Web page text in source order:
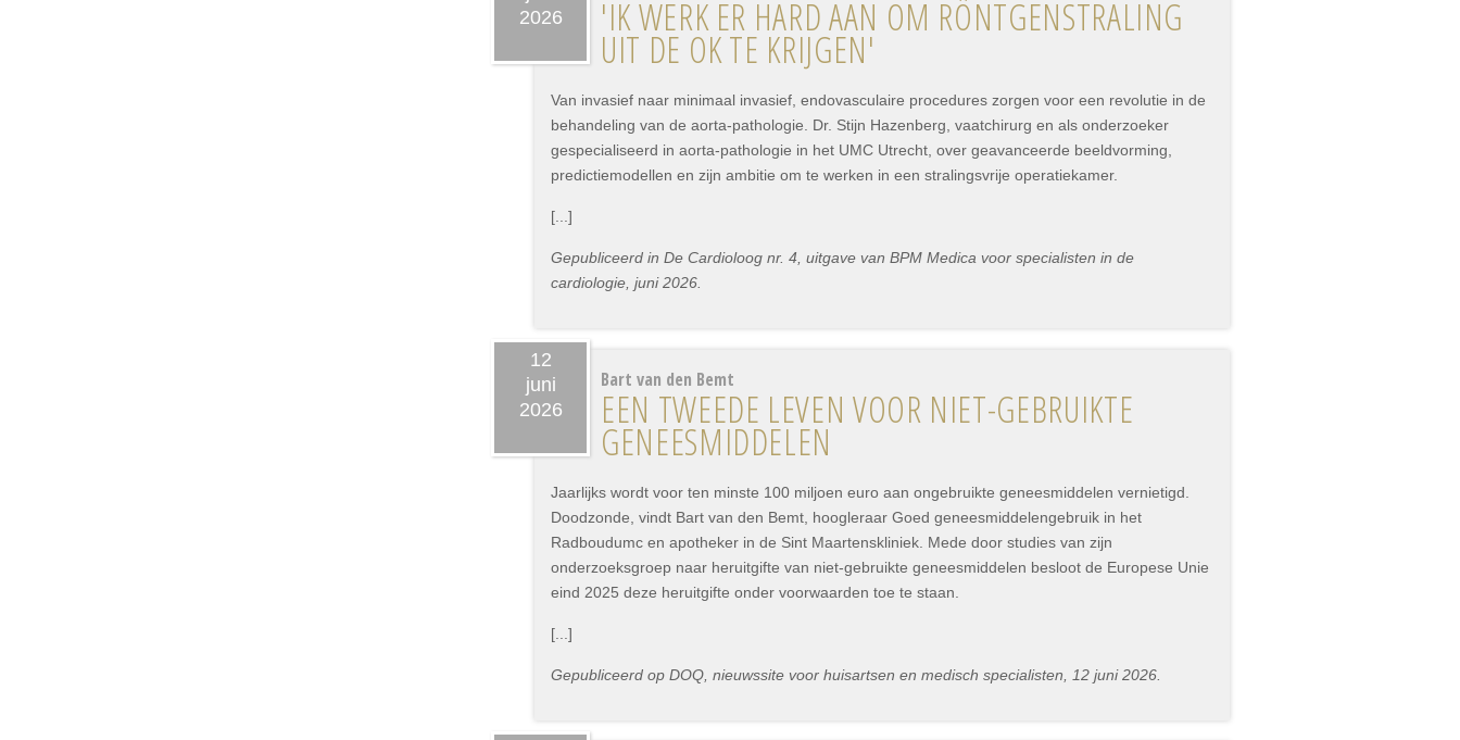
2026
'IK WERK ER HARD AAN OM RÖNTGENSTRALING
UIT DE OK TE KRIJGEN'
Van invasief naar minimaal invasief, endovasculaire procedures zorgen voor een revolutie in de
behandeling van de aorta-pathologie. Dr. Stijn Hazenberg, vaatchirurg en als onderzoeker
gespecialiseerd in aorta-pathologie in het UMC Utrecht, over geavanceerde beeldvorming,
predictiemodellen en zijn ambitie om te werken in een stralingsvrije operatiekamer.
[...]
Gepubliceerd in De Cardioloog nr. 4, uitgave van BPM Medica voor specialisten in de
cardiologie, juni 2026.
12
juni
2026
Bart van den Bemt
EEN TWEEDE LEVEN VOOR NIET-GEBRUIKTE
GENEESMIDDELEN
Jaarlijks wordt voor ten minste 100 miljoen euro aan ongebruikte geneesmiddelen vernietigd.
Doodzonde, vindt Bart van den Bemt, hoogleraar Goed geneesmiddelengebruik in het
Radboudumc en apotheker in de Sint Maartenskliniek. Mede door studies van zijn
onderzoeksgroep naar heruitgifte van niet-gebruikte geneesmiddelen besloot de Europese Unie
eind 2025 deze heruitgifte onder voorwaarden toe te staan.
[...]
Gepubliceerd op DOQ, nieuwssite voor huisartsen en medisch specialisten, 12 juni 2026.